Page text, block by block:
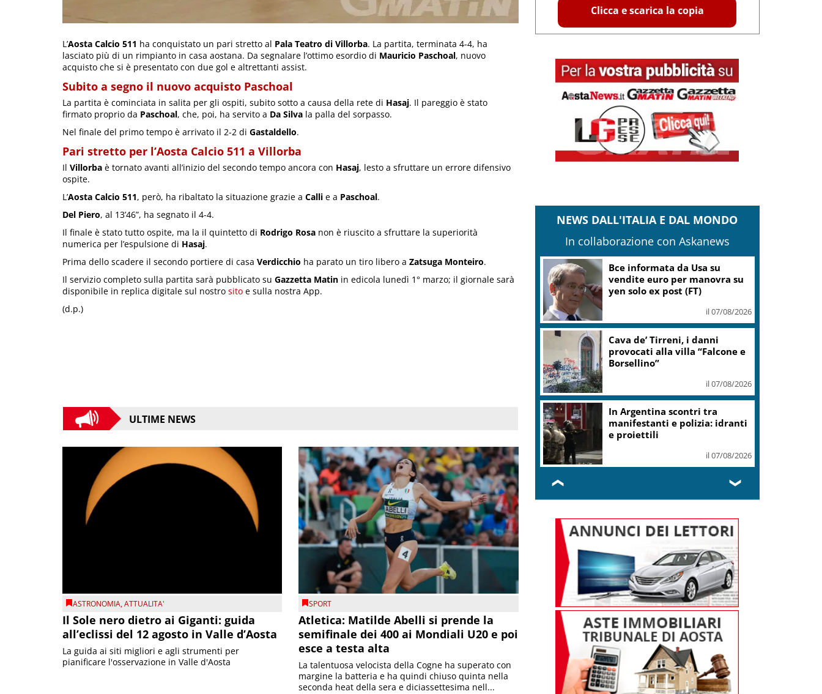
L’Aosta Calcio 511 ha conquistato un pari stretto al Pala Teatro di Villorba. La partita, terminata 4-4, ha
lasciato più di un rimpianto in casa aostana. Da segnalare l’ottimo esordio di Mauricio Paschoal, nuovo
acquisto che si è presentato con due gol e altrettanti assist.
Subito a segno il nuovo acquisto Paschoal
La partita è cominciata in salita per gli ospiti, subito sotto a causa della rete di Hasaj. Il pareggio è stato
firmato proprio da Paschoal, che, poi, ha servito a Da Silva la palla del sorpasso.
Nel finale del primo tempo è arrivato il 2-2 di Gastaldello.
Pari stretto per l’Aosta Calcio 511 a Villorba
Il Villorba è tornato avanti all’inizio del secondo tempo ancora con Hasaj, lesto a sfruttare un errore difensivo
ospite.
L’Aosta Calcio 511, però, ha ribaltato la situazione grazie a Calli e a Paschoal.
Del Piero, al 13’46”, ha segnato il 4-4.
Il finale è stato tutto ospite, ma la il quintetto di Rodrigo Rosa non è riuscito a sfruttare la superiorità
numerica per l’espulsione di Hasaj.
Prima dello scadere il secondo portiere di casa Verdicchio ha parato un tiro libero a Zatsuga Monteiro.
Il servizio completo sulla partita sarà pubblicato su Gazzetta Matin in edicola lunedì 1° marzo; il giornale sarà
disponibile in replica digitale sul nostro sito e sulla nostra App.
(d.p.)
ULTIME NEWS
ASTRONOMIA,ATTUALITA'
Il Sole nero dietro ai Giganti: guida
all’eclissi del 12 agosto in Valle d’Aosta
La guida ai siti migliori e agli strumenti per
pianificare l'osservazione in Valle d'Aosta
SPORT
Atletica: Matilde Abelli si prende la
semifinale dei 400 ai Mondiali U20 e poi
esce a testa alta
La talentuosa velocista della Cogne ha superato con
margine la batteria e ha quindi chiuso quinta nella
seconda heat della sera e diciassettesima nell...
Clicca e scarica la copia
NEWS DALL'ITALIA E DAL MONDO
In collaborazione con Askanews
Bce informata da Usa su
vendite euro per manovra su
yen solo ex post (FT)
il 07/08/2026
Cava de’ Tirreni, i danni
provocati alla villa “Falcone e
Borsellino”
il 07/08/2026
In Argentina scontri tra
manifestanti e polizia: idranti
e proiettili
il 07/08/2026
❮ ❯